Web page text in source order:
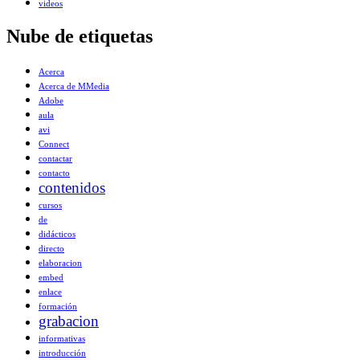
videos
Nube de etiquetas
Acerca
Acerca de MMedia
Adobe
aula
avi
Connect
contactar
contacto
contenidos
cursos
de
didácticos
directo
elaboracion
embed
enlace
formación
grabacion
informativas
introducción